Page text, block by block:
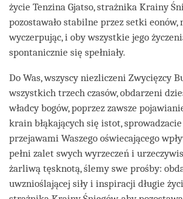
życie Tenzina Gjatso, strażnika Krainy
pozostawało stabilne przez setki eonów,
wyczerpując, i oby wszystkie jego
spontanicznie się spełniały.
Do Was, wszyscy niezliczeni Zwycięzcy
wszystkich trzech czasów, obdarzeni
władcy bogów, poprzez zawsze
krain błąkających się istot,
przejawami Waszego oświecającego
pełni zalet swych wyrzeczeń i
żarliwą tęsknotą, ślemy swe prośby:
uwznioślającej siły i inspiracji długie